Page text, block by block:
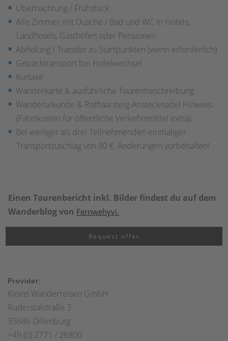
Übernachtung / Frühstück
Alle Zimmer mit Dusche / Bad und WC in Hotels,
Landhotels, Gasthöfen oder Pensionen
Abholung / Transfer zu Startpunkten (wenn erforderlich)
Gepäcktransport bei Hotelwechsel
Kurtaxe
Wanderkarte & ausführliche Tourenbeschreibung
Wanderurkunde & Rothaarsteig-Anstecknadel Hinweis:
(Fahrtkosten für öffentliche Verkehrsmittel extra).
Bei weniger als drei Teilnehmenden einmaliger
Transportzuschlag von 80 €, Änderungen vorbehalten!
Einen Tourenbericht inkl. Bilder findest du auf dem
Wanderblog von Fernwehyvi.
Request offer
Provider:
Kleins Wanderreisen GmbH
Ruderstalstraße 3
35686 Dillenburg
+49 (0) 2771 / 26800